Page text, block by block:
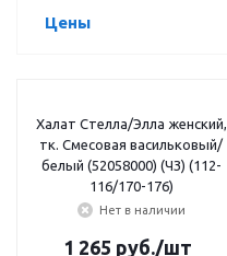
Цены
Халат Стелла/Элла женский,
тк. Смесовая васильковый/
белый (52058000) (ЧЗ) (112-
116/170-176)
Нет в наличии
1 265 руб./шт